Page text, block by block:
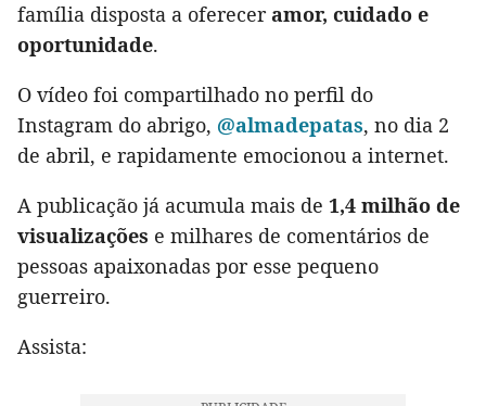
família disposta a ofereceramor, cuidado e
oportunidade.
O vídeo foi compartilhado no perfil do
Instagram do abrigo, @almadepatas, no dia 2
de abril, e rapidamente emocionou a internet.
A publicação já acumula mais de 1,4 milhão de
visualizações e milhares de comentários de
pessoas apaixonadas por esse pequeno
guerreiro.
Assista: